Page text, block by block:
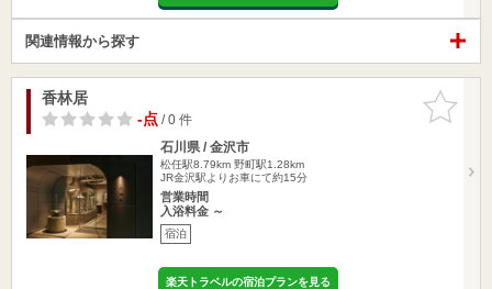
関連情報から探す
お気に入
りに追加
香林居
-点/ 0 件
石川県 / 金沢市
松任駅8.79km 野町駅1.28km
JR金沢駅よりお車にて約15分
営業時間
入浴料金 ～
宿泊
楽天トラベルの宿泊プランを見る